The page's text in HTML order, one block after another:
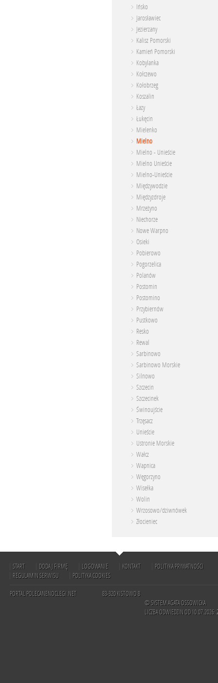
Ińsko
Jarosławiec
Jezierzany
Kalisz Pomorski
Kamień Pomorski
Kobylanka
Kołczewo
Kołobrzeg
Koszalin
Łazy
Łukęcin
Mielenko
Mielno
Mielno - Unieście
Mielno Unieście
Mielno-Unieście
Międzywodzie
Międzyzdroje
Mrzeżyno
Niechorze
Nowe Warpno
Osieki
Pobierowo
Pogorzelica
Polanów
Postomin
Postomino
Przybiernów
Pustkowo
Resko
Rewal
Sarbinowo
Sarbinowo Morskie
Silnowo
Szczecin
Szczecinek
Świnoujście
Trzęsacz
Unieście
Ustronie Morskie
Wałcz
Wapnica
Węgorzyno
Wisełka
Wolin
Wrzosowo/dziwnówek
Złocieniec
START DODAJ FIRMĘ LOGOWANIE KONTAKT
POLITYKA PRYWATNOŚCI
REGULAMIN SERWISU
POLITYKA COOKIES
PORTAL POLECANENOCLEGI.NET
83-320 KISTOWO 8
© SYSTEM AGATA OSSOWICKA
LICZBA ODWIEDZIN OD 10.07.2026: